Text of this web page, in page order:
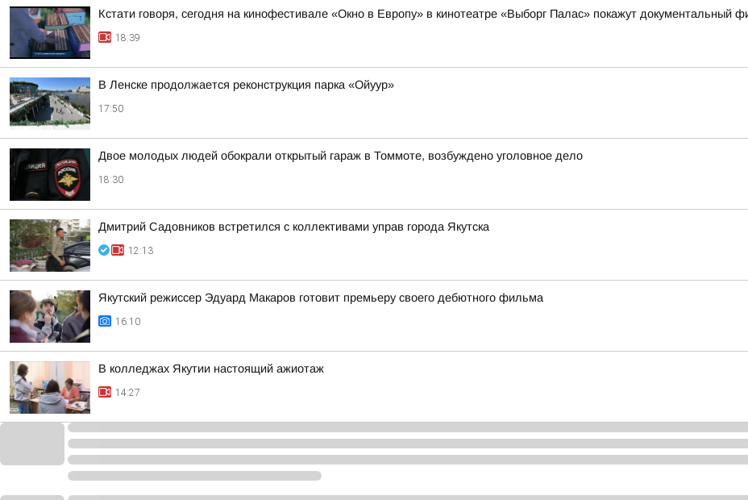
Кстати говоря, сегодня на кинофестивале «Окно в Европу» в кинотеатре «Выборг Палас» покажут
18:39
В Ленске продолжается реконструкция парка «Ойуур»
17:50
Двое молодых людей обокрали открытый гараж в Томмоте, возбуждено уголовное дело
18:30
Дмитрий Садовников встретился с коллективами управ города Якутска
12:13
Якутский режиссер Эдуард Макаров готовит премьеру своего дебютного фильма
16:10
В колледжах Якутии настоящий ажиотаж
14:27